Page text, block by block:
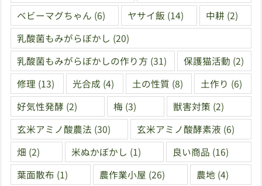
ベビーマグちゃん (6) ヤサイ飯 (14) 中耕 (2)
乳酸菌もみがらぼかし (20)
乳酸菌もみがらぼかしの作り方 (31) 保護猫活動 (2)
修理 (13) 光合成 (4) 土の性質 (8) 土作り (6)
好気性発酵 (2) 梅 (3) 獣害対策 (2)
玄米アミノ酸農法 (30) 玄米アミノ酸酵素液 (6)
畑 (2) 米ぬかぼかし (1) 良い商品 (16)
葉面散布 (1) 農作業小屋 (26) 農地 (4)